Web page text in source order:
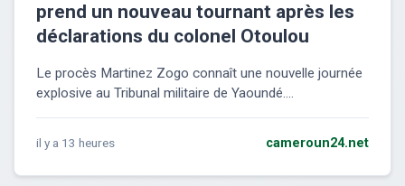
prend un nouveau tournant après les
déclarations du colonel Otoulou
Le procès Martinez Zogo connaît une nouvelle journée
explosive au Tribunal militaire de Yaoundé....
il y a 13 heures cameroun24.net